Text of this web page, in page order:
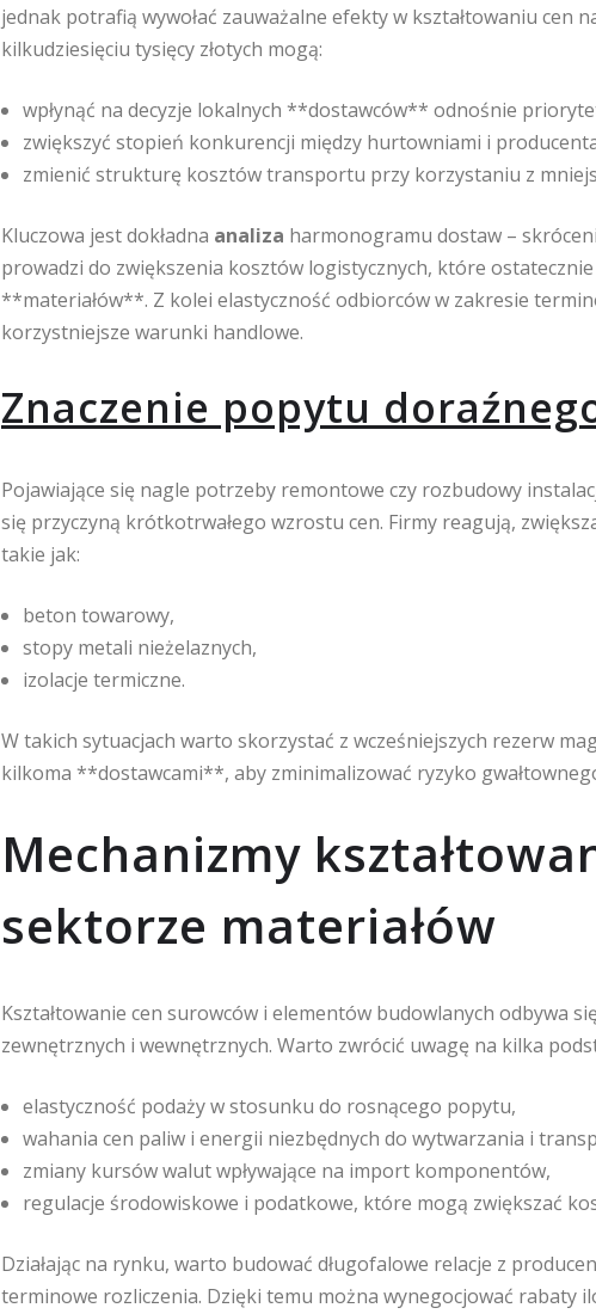
jednak potrafią wywołać zauważalne efekty w kształtowaniu cen
kilkudziesięciu tysięcy złotych mogą:
wpłynąć na decyzje lokalnych **dostawców** odnośnie
zwiększyć stopień konkurencji między hurtowniami i
zmienić strukturę kosztów transportu przy korzystaniu z
Kluczowa jest dokładna analiza harmonogramu dostaw –
prowadzi do zwiększenia kosztów logistycznych, które
**materiałów**. Z kolei elastyczność odbiorców w zakresie
korzystniejsze warunki handlowe.
Znaczenie popytu
Pojawiające się nagle potrzeby remontowe czy rozbudowy
się przyczyną krótkotrwałego wzrostu cen. Firmy reagują,
takie jak:
beton towarowy,
stopy metali nieżelaznych,
izolacje termiczne.
W takich sytuacjach warto skorzystać z wcześniejszych rezerw
kilkoma **dostawcami**, aby zminimalizować ryzyko
Mechanizmy
sektorze materiałów
Kształtowanie cen surowców i elementów budowlanych odbywa
zewnętrznych i wewnętrznych. Warto zwrócić uwagę na kilka
elastyczność podaży w stosunku do rosnącego popytu,
wahania cen paliw i energii niezbędnych do wytwarzania i
zmiany kursów walut wpływające na import komponentów,
regulacje środowiskowe i podatkowe, które mogą zwiększać
Działając na rynku, warto budować długofalowe relacje z
terminowe rozliczenia. Dzięki temu można wynegocjować rabaty